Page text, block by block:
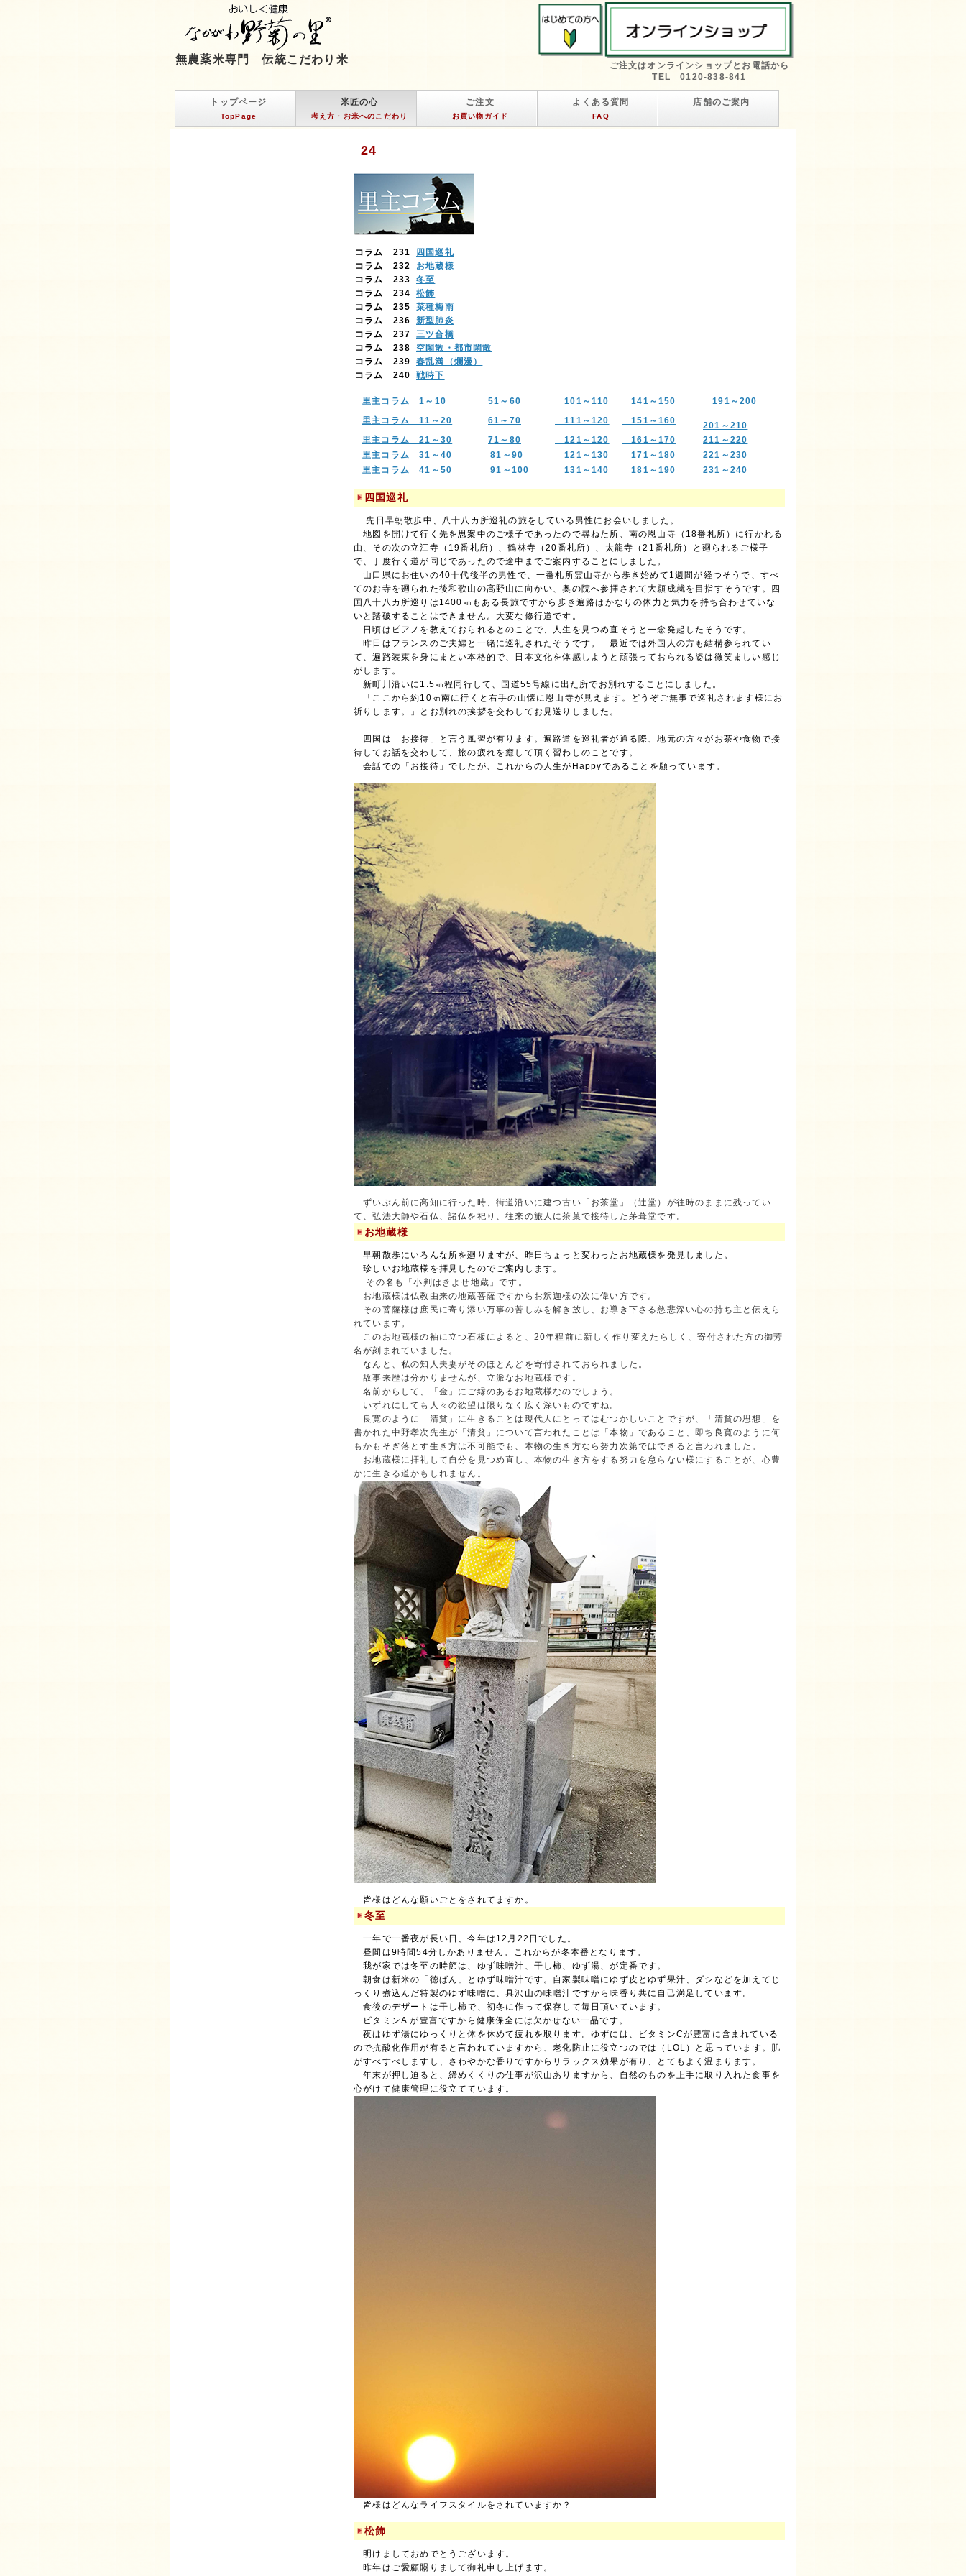
無農薬米専門 伝統こだわり米
ご注文はオンラインショップとお電話から
TEL 0120-838-841
トップページ
TopPage
米匠の心
考え方・お米へのこだわり
ご注文
お買い物ガイド
よくある質問
FAQ
店舗のご案内
24
コラム 231
四国巡礼
コラム 232
お地蔵様
コラム 233
冬至
コラム 234
松飾
コラム 235
菜種梅雨
コラム 236
新型肺炎
コラム 237
三ツ合橋
コラム 238
空閑散・都市閑散
コラム 239
春乱満（爛漫）
コラム 240
戦時下
里主コラム 1～10 51～60 101～110 141～150
191～200
里主コラム 11～20
61～70 111～120 151～160
201～210
里主コラム 21～30
71～80 121～120 161～170
211～220
里主コラム 31～40
81～90 121～130 171～180
221～230
里主コラム 41～50
91～100 131～140 181～190 231～240
四国巡礼
先日早朝散歩中、八十八カ所巡礼の旅をしている男性にお会いしました。
地図を開けて行く先を思案中のご様子であったので尋ねた所、南の恩山寺（18番札所）に行かれる
由、その次の立江寺（19番札所）、鶴林寺（20番札所）、太龍寺（21番札所）と廻られるご様子
で、丁度行く道が同じであったので途中までご案内することにしました。
山口県にお住いの40十代後半の男性で、一番札所霊山寺から歩き始めて1週間が経つそうで、すべ
てのお寺を廻られた後和歌山の高野山に向かい、奥の院へ参拝されて大願成就を目指すそうです。四
国八十八カ所巡りは1400㎞もある長旅ですから歩き遍路はかなりの体力と気力を持ち合わせていな
いと踏破することはできません。大変な修行道です。
日頃はピアノを教えておられるとのことで、人生を見つめ直そうと一念発起したそうです。
昨日はフランスのご夫婦と一緒に巡礼されたそうです。 最近では外国人の方も結構参られてい
て、遍路装束を身にまとい本格的で、日本文化を体感しようと頑張っておられる姿は微笑ましい感じ
がします。
新町川沿いに1.5㎞程同行して、国道55号線に出た所でお別れすることにしました。
「ここから約10㎞南に行くと右手の山懐に恩山寺が見えます。どうぞご無事で巡礼されます様にお
祈りします。」とお別れの挨拶を交わしてお見送りしました。
四国は「お接待」と言う風習が有ります。遍路道を巡礼者が通る際、地元の方々がお茶や食物で接
待してお話を交わして、旅の疲れを癒して頂く習わしのことです。
会話での「お接待」でしたが、これからの人生がHappyであることを願っています。
ずいぶん前に高知に行った時、街道沿いに建つ古い「お茶堂」（辻堂）が往時のままに残ってい
て、弘法大師や石仏、諸仏を祀り、往来の旅人に茶菓で接待した茅葺堂です。
お地蔵様
早朝散歩にいろんな所を廻りますが、昨日ちょっと変わったお地蔵様を発見しました。
珍しいお地蔵様を拝見したのでご案内します。
その名も「小判はきよせ地蔵」です。
お地蔵様は仏教由来の地蔵菩薩ですからお釈迦様の次に偉い方です。
その菩薩様は庶民に寄り添い万事の苦しみを解き放し、お導き下さる慈悲深い心の持ち主と伝えら
れています。
このお地蔵様の袖に立つ石板によると、20年程前に新しく作り変えたらしく、寄付された方の御芳
名が刻まれていました。
なんと、私の知人夫妻がそのほとんどを寄付されておられました。
故事来歴は分かりませんが、立派なお地蔵様です。
名前からして、「金」にご縁のあるお地蔵様なのでしょう。
いずれにしても人々の欲望は限りなく広く深いものですね。
良寛のように「清貧」に生きることは現代人にとってはむつかしいことですが、「清貧の思想」を
書かれた中野孝次先生が「清貧」について言われたことは「本物」であること、即ち良寛のように何
もかもそぎ落とす生き方は不可能でも、本物の生き方なら努力次第ではできると言われました。
お地蔵様に拝礼して自分を見つめ直し、本物の生き方をする努力を怠らない様にすることが、心豊
かに生きる道かもしれません。
皆様はどんな願いごとをされてますか。
冬至
一年で一番夜が長い日、今年は12月22日でした。
昼間は9時間54分しかありません。これからが冬本番となります。
我が家では冬至の時節は、ゆず味噌汁、干し柿、ゆず湯、が定番です。
朝食は新米の「徳ばん」とゆず味噌汁です。自家製味噌にゆず皮とゆず果汁、ダシなどを加えてじ
っくり煮込んだ特製のゆず味噌に、具沢山の味噌汁ですから味香り共に自己満足しています。
食後のデザートは干し柿で、初冬に作って保存して毎日頂いています。
ビタミンA が豊富ですから健康保全には欠かせない一品です。
夜はゆず湯にゆっくりと体を休めて疲れを取ります。ゆずには、ビタミンCが豊富に含まれている
ので抗酸化作用が有ると言われていますから、老化防止に役立つのでは（LOL）と思っています。肌
がすべすべしますし、さわやかな香りですからリラックス効果が有り、とてもよく温まります。
年末が押し迫ると、締めくくりの仕事が沢山ありますから、自然のものを上手に取り入れた食事を
心がけて健康管理に役立てています。
皆様はどんなライフスタイルをされていますか？
松飾
明けましておめでとうございます。
昨年はご愛顧賜りまして御礼申し上げます。